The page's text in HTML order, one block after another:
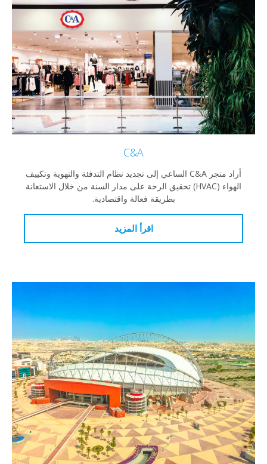
أراد متجر C&A الساعي إلى تجديد نظام التدفئة والتهوية وتكييف
الهواء (HVAC) تحقيق الرحة على مدار السنة من خلال الاستعانة
بطريقة فعالة واقتصادية.
اقرأ المزيد